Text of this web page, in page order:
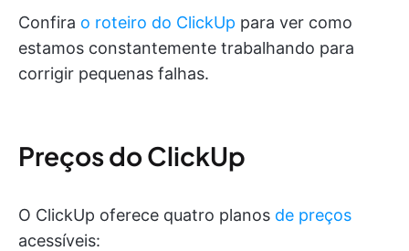
Confira o roteiro do ClickUp para ver como
estamos constantemente trabalhando para
corrigir pequenas falhas.
Preços do ClickUp
O ClickUp oferece quatro planos de preços
acessíveis: